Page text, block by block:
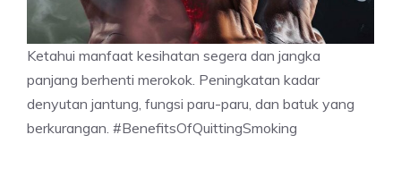
Ketahui manfaat kesihatan segera dan jangka
panjang berhenti merokok. Peningkatan kadar
denyutan jantung, fungsi paru-paru, dan batuk yang
berkurangan. #BenefitsOfQuittingSmoking